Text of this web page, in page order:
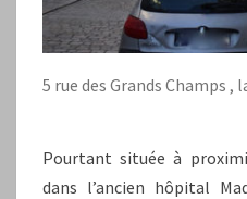
5 rue des Grands Champs ,
Pourtant située à
dans l’ancien hôpital